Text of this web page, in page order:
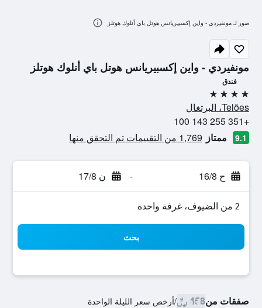
مونفيردي - واين إكسبيريانس هوتل باي أنلوك هوتلز
فندق
4 نجوم
Telões، البرتغال
+351 255 143 100
9.1 ممتاز 1,769 من التقييمات تم التحقق منها
ح 16/8 - ن 17/8
2 من الضيوف، غرفة واحدة
بحث
صفقات من458 ﷼ /أرخص سعر الليلة الواحدة
صور لـ مونفيردي - واين إكسبيريانس هوتل باي أنلوك هوتلز